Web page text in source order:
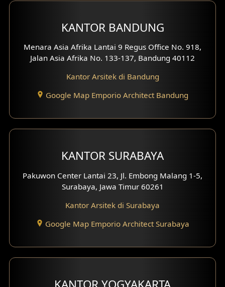
Desain Interior Perumahan
Desain Interior Ruko
Desain Interior Kantor
Eksterior Tampak Hook
Eksterior dengan Pagar
Fasad Paviliun
Fasad Villa
Fasad Klinik
Desain Basement
KANTOR BANDUNG
Menara Asia Afrika Lantai 9 Regus Office No. 918,
Jalan Asia Afrika No. 133-137, Bandung 40112
Kantor Arsitek di Bandung
Google Map Emporio Architect Bandung
KANTOR SURABAYA
Pakuwon Center Lantai 23, Jl. Embong Malang 1-5,
Surabaya, Jawa Timur 60261
Kantor Arsitek di Surabaya
Google Map Emporio Architect Surabaya